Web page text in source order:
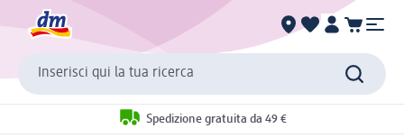
Inserisci qui la tua ricerca
Spedizione gratuita da 49 €